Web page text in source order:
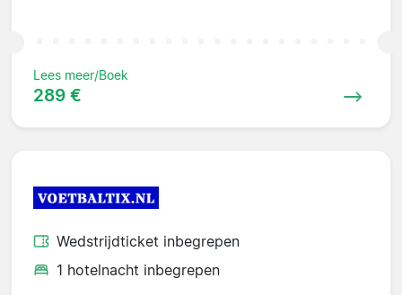
Lees meer/Boek
289 €
Wedstrijdticket inbegrepen
1 hotelnacht inbegrepen